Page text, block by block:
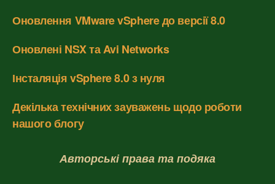
Оновлення VMware vSphere до версії 8.0
Оновлені NSX та Avi Networks
Інсталяція vSphere 8.0 з нуля
Декілька технічних зауважень щодо роботи
нашого блогу
Авторські права та подяка